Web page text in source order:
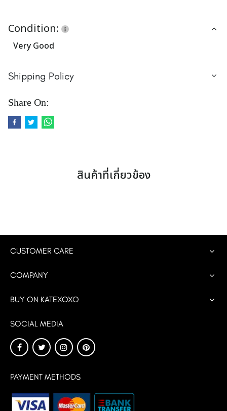
Condition:
Very Good
Shipping Policy
Share On:
สินค้าที่เกี่ยวข้อง
CUSTOMER CARE
COMPANY
BUY ON KATEXOXO
SOCIAL MEDIA
PAYMENT METHODS